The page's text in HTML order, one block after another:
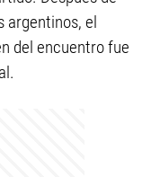
argentinos, el
del encuentro fue